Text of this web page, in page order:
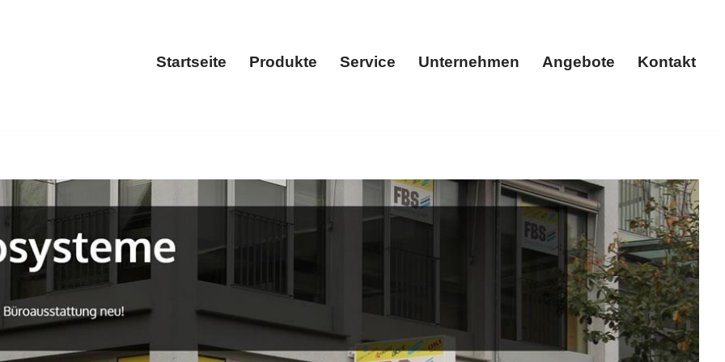
Startseite Produkte Service Unternehmen Angebote Kontakt
zu Drucker als auch ✓Kopierer Reparatur Service. ➡️ 𝐅𝐁𝐒 𝐁𝐔𝐄𝐑𝐎𝐒𝐘𝐒𝐓𝐄𝐌𝐄 𝐆𝐌𝐁𝐇, für Pliezhausen – Ihr
✓Multifunktionsdrucker, ✓Laserdrucker und ✓Reparatur & Service. Entfalten Sie Ihr Potenzial mit uns ✉.